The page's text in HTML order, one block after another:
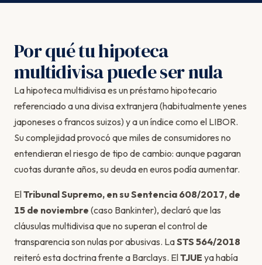
Por qué tu hipoteca
multidivisa puede ser nula
La hipoteca multidivisa es un préstamo hipotecario
referenciado a una divisa extranjera (habitualmente yenes
japoneses o francos suizos) y a un índice como el LIBOR.
Su complejidad provocó que miles de consumidores no
entendieran el riesgo de tipo de cambio: aunque pagaran
cuotas durante años, su deuda en euros podía aumentar.
ElTribunal Supremo, en su Sentencia 608/2017, de
15 de noviembre (caso Bankinter), declaró que las
cláusulas multidivisa que no superan el control de
transparencia son nulas por abusivas. LaSTS 564/2018
reiteró esta doctrina frente a Barclays. ElTJUE ya había